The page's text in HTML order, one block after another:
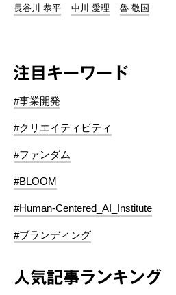
長谷川 恭平
中川 愛理 魯 敬国
注目キーワード
#事業開発
#クリエイティビティ
#ファンダム
#BLOOM
#Human-Centered_AI_Institute
#ブランディング
人気記事ランキング